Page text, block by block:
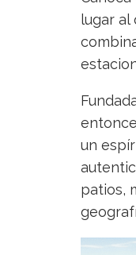
lugar al
un
patios,